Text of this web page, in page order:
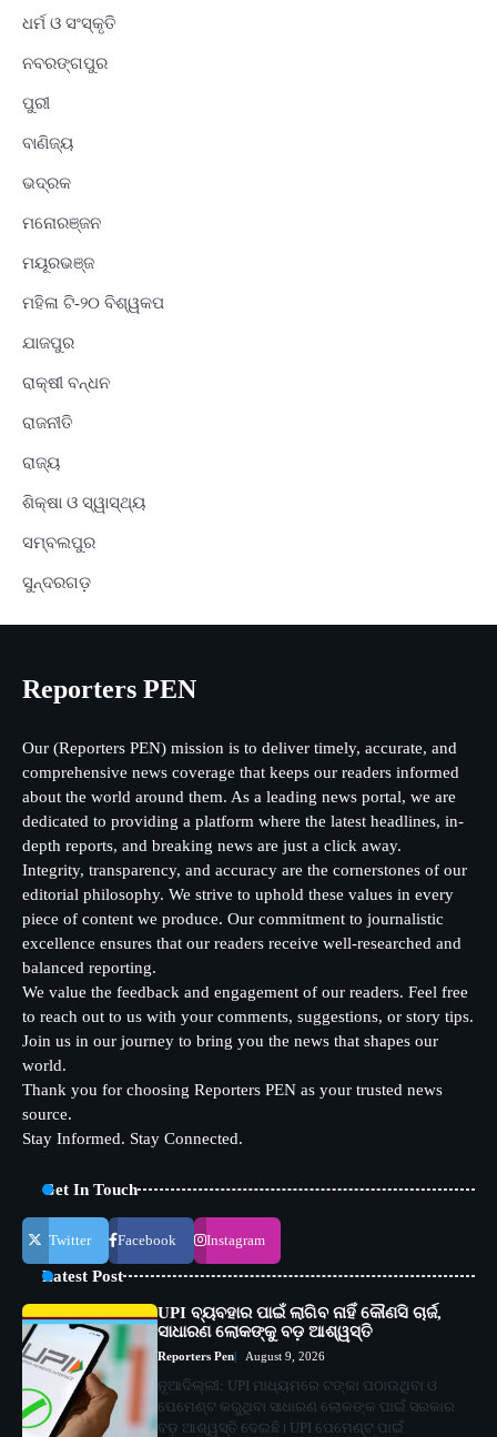
ଧର୍ମ ଓ ସଂସ୍କୃତି
ନବରଙ୍ଗପୁର
ପୁରୀ
ବାଣିଜ୍ୟ
ଭଦ୍ରକ
ମନୋରଞ୍ଜନ
ମୟୂରଭଞ୍ଜ
ମହିଳା ଟି-୨୦ ବିଶ୍ୱକପ
ଯାଜପୁର
ରାକ୍ଷୀ ବନ୍ଧନ
ରାଜନୀତି
ରାଜ୍ୟ
ଶିକ୍ଷା ଓ ସ୍ୱାସ୍ଥ୍ୟ
ସମ୍ବଲପୁର
ସୁନ୍ଦରଗଡ଼
Reporters PEN
Our (Reporters PEN) mission is to deliver timely, accurate, and
comprehensive news coverage that keeps our readers informed
about the world around them. As a leading news portal, we are
dedicated to providing a platform where the latest headlines, in-
depth reports, and breaking news are just a click away.
Integrity, transparency, and accuracy are the cornerstones of our
editorial philosophy. We strive to uphold these values in every
piece of content we produce. Our commitment to journalistic
excellence ensures that our readers receive well-researched and
balanced reporting.
We value the feedback and engagement of our readers. Feel free
to reach out to us with your comments, suggestions, or story tips.
Join us in our journey to bring you the news that shapes our
world.
Thank you for choosing Reporters PEN as your trusted news
source.
Stay Informed. Stay Connected.
Get In Touch
Twitter Facebook Instagram
Latest Post
UPI ବ୍ୟବହାର ପାଇଁ ଲାଗିବ ନାହିଁ କୌଣସି ଚାର୍ଜ,
ସାଧାରଣ ଲୋକଙ୍କୁ ବଡ଼ ଆଶ୍ୱସ୍ତି
Reporters Pen August 9, 2026
ନୂଆଦିଲ୍ଲୀ: UPI ମାଧ୍ୟମରେ ଟଙ୍କା ପଠାଉଥିବା ଓ
ପେମେଣ୍ଟ କରୁଥିବା ସାଧାରଣ ଲୋକଙ୍କ ପାଇଁ ସରକାର
ବଡ଼ ଆଶ୍ୱସ୍ତି ଦେଇଛି। UPI ପେମେଣ୍ଟ ପାଇଁ